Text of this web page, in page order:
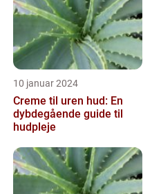
10 januar 2024
Creme til uren hud: En
dybdegående guide til
hudpleje